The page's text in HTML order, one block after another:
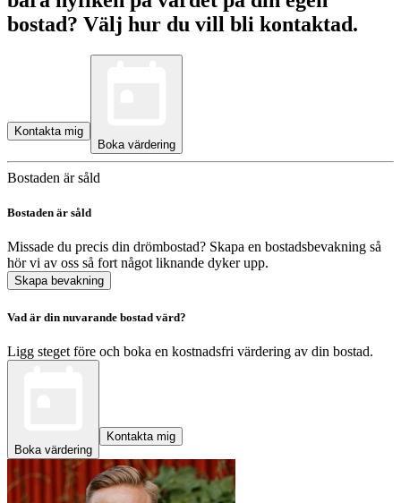
bostad? Välj hur du vill bli kontaktad.
Kontakta mig
Boka värdering
Bostaden är såld
Bostaden är såld
Missade du precis din drömbostad? Skapa en bostadsbevakning så
hör vi av oss så fort något liknande dyker upp.
Skapa bevakning
Vad är din nuvarande bostad värd?
Ligg steget före och boka en kostnadsfri värdering av din bostad.
Boka värdering
Kontakta mig